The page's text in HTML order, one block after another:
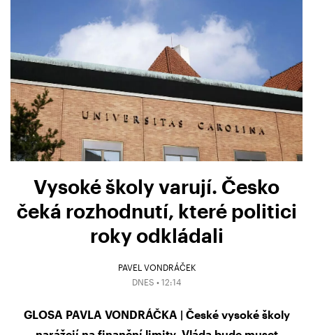
Vysoké školy varují. Česko
čeká rozhodnutí, které politici
roky odkládali
PAVEL VONDRÁČEK
DNES • 12:14
GLOSA PAVLA VONDRÁČKA | České vysoké školy